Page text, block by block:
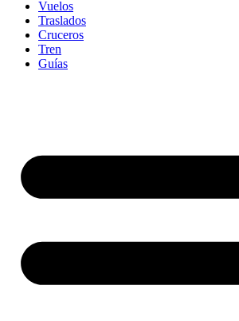
Vuelos
Traslados
Cruceros
Tren
Guías